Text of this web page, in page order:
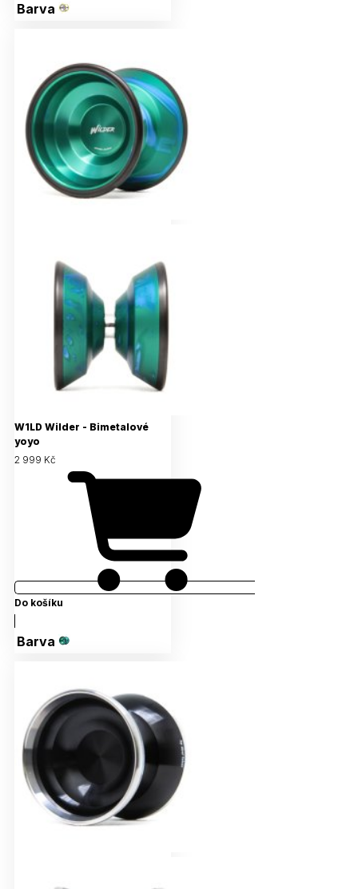
Barva
W1LD Wilder - Bimetalové
yoyo
2 999 Kč
Do košíku
Barva